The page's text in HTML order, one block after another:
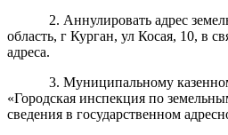
2. Аннулировать адрес
область, г Курган, ул Косая, 10, в
адреса.
3. Муниципальному
«Городская инспекция по
сведения в государственном